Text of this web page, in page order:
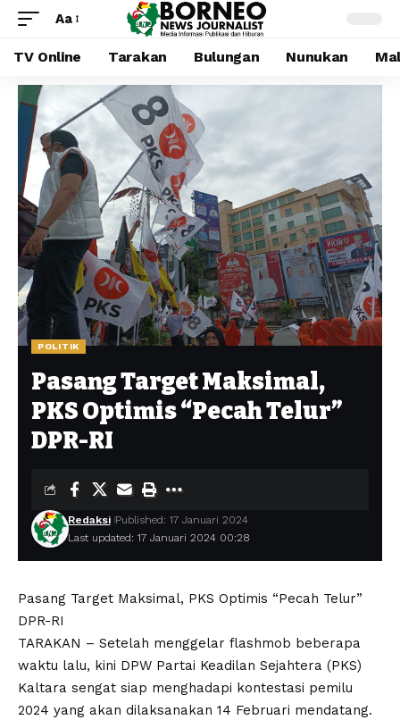
Aa
TV Online Tarakan Bulungan Nunukan
POLITIK
Pasang Target Maksimal,
PKS Optimis “Pecah Telur”
DPR-RI
Last updated: 17 Januari 2024 00:28
Redaksi Published: 17 Januari 2024
Pasang Target Maksimal, PKS Optimis “Pecah Telur”
DPR-RI
TARAKAN – Setelah menggelar flashmob beberapa
waktu lalu, kini DPW Partai Keadilan Sejahtera (PKS)
Kaltara sengat siap menghadapi kontestasi pemilu
2024 yang akan dilaksanakan 14 Februari mendatang.